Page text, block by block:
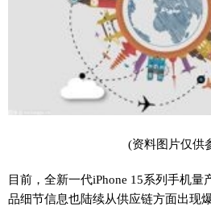
(资料图片仅供
目前，全新一代iPhone 15系列手机
品细节信息也陆续从供应链方面出现